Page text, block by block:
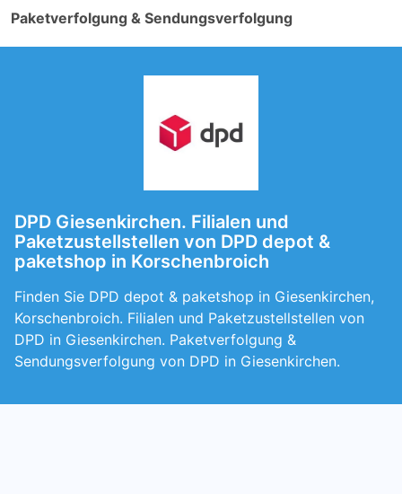
Paketverfolgung & Sendungsverfolgung
DPD Giesenkirchen. Filialen und
Paketzustellstellen von DPD depot &
paketshop in Korschenbroich
Finden Sie DPD depot & paketshop in Giesenkirchen,
Korschenbroich. Filialen und Paketzustellstellen von
DPD in Giesenkirchen. Paketverfolgung &
Sendungsverfolgung von DPD in Giesenkirchen.